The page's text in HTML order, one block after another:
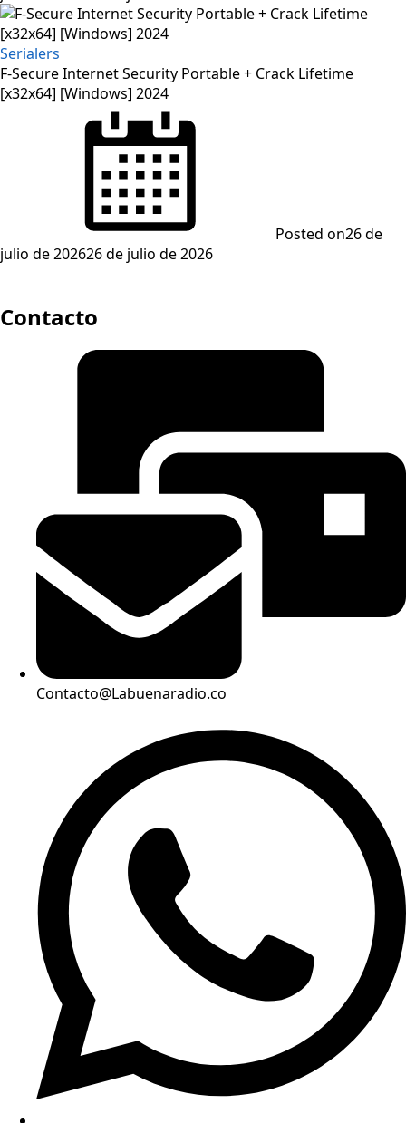
Serialers
F-Secure Internet Security Portable + Crack Lifetime
[x32x64] [Windows] 2024
Posted on26 de
julio de 202626 de julio de 2026
Contacto
Contacto@Labuenaradio.co